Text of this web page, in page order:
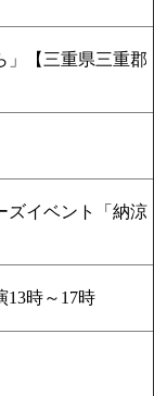
」【三重県三重郡
イベント「納涼
時～17時